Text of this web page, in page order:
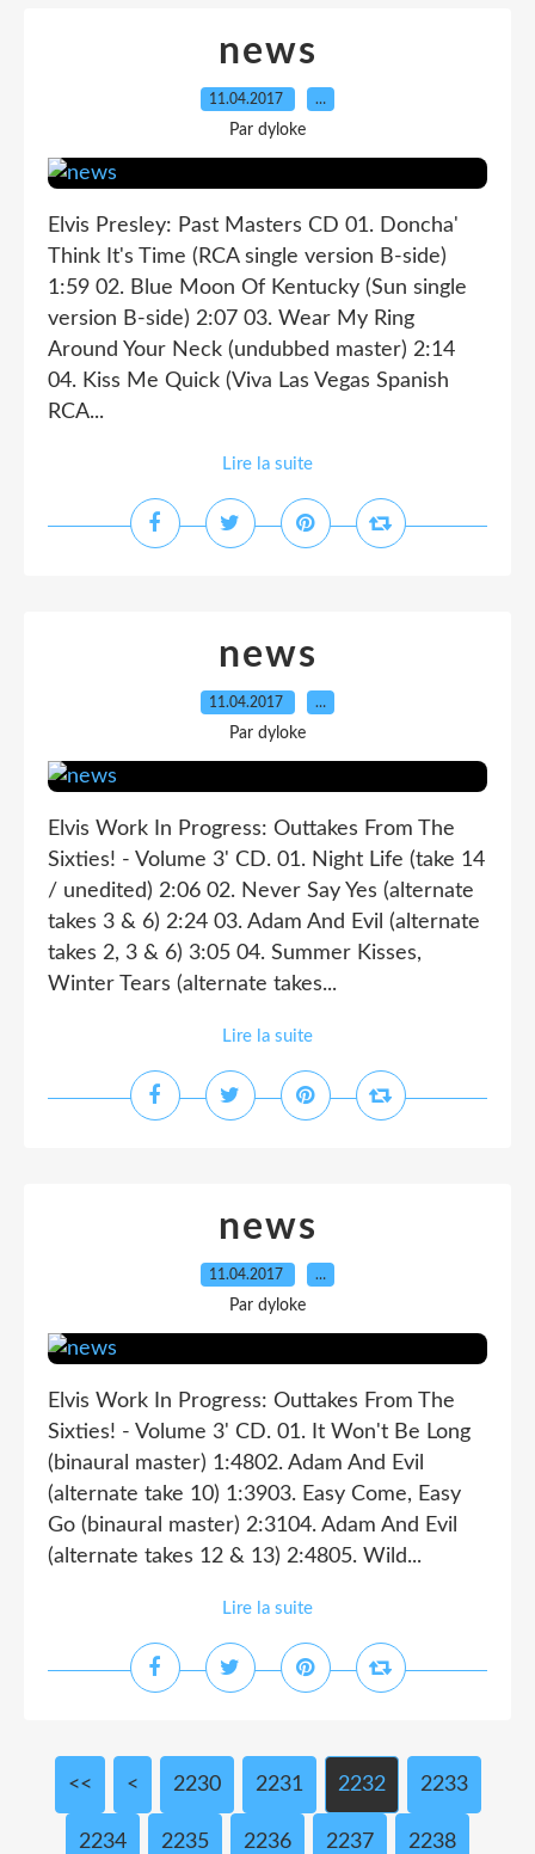
news
11.04.2017 …
Par dyloke
Elvis Presley: Past Masters CD 01. Doncha'
Think It's Time (RCA single version B-side)
1:59 02. Blue Moon Of Kentucky (Sun single
version B-side) 2:07 03. Wear My Ring
Around Your Neck (undubbed master) 2:14
04. Kiss Me Quick (Viva Las Vegas Spanish
RCA...
Lire la suite
news
11.04.2017 …
Par dyloke
Elvis Work In Progress: Outtakes From The
Sixties! - Volume 3' CD. 01. Night Life (take 14
/ unedited) 2:06 02. Never Say Yes (alternate
takes 3 & 6) 2:24 03. Adam And Evil (alternate
takes 2, 3 & 6) 3:05 04. Summer Kisses,
Winter Tears (alternate takes...
Lire la suite
news
11.04.2017 …
Par dyloke
Elvis Work In Progress: Outtakes From The
Sixties! - Volume 3' CD. 01. It Won't Be Long
(binaural master) 1:4802. Adam And Evil
(alternate take 10) 1:3903. Easy Come, Easy
Go (binaural master) 2:3104. Adam And Evil
(alternate takes 12 & 13) 2:4805. Wild...
Lire la suite
<< < 2200
2210
2220
2230 2231 2232 2233
2234 2235 2236 2237 2238